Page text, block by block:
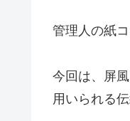
管理人の紙
今回は、屏
用いられる